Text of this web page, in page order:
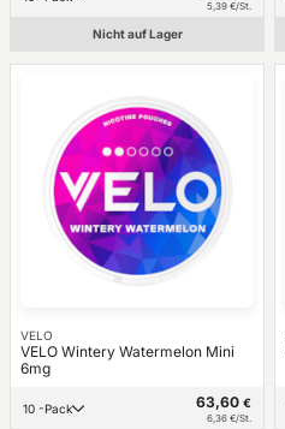
5,39 €/St.
Nicht auf Lager
VELO
VELO Wintery Watermelon Mini
6mg
10 -Pack 63,60 €
6,36 €/St.